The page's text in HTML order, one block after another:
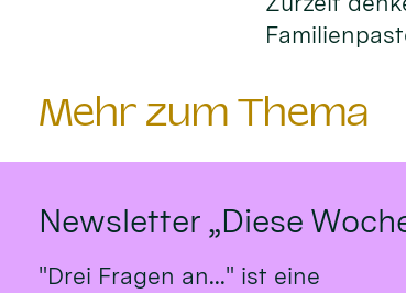
Mehr zum Thema
Newsletter „Diese
"Drei Fragen an..." ist eine